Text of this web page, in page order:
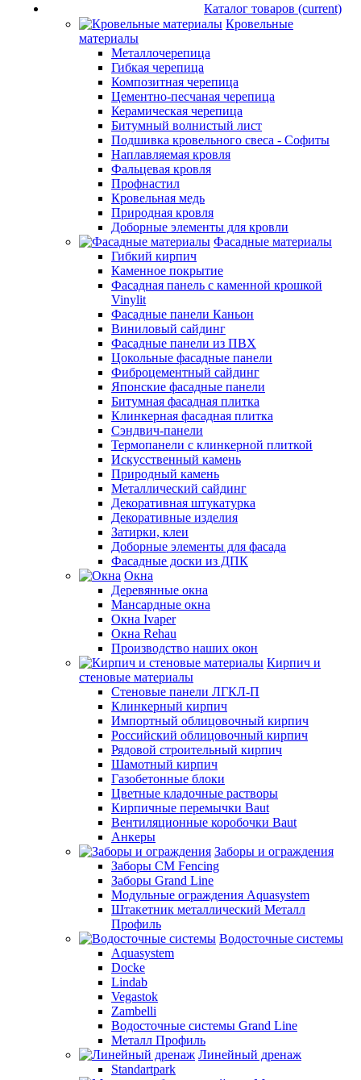
Каталог товаров (current)
Кровельные
материалы
Металлочерепица
Гибкая черепица
Композитная черепица
Цементно-песчаная черепица
Керамическая черепица
Битумный волнистый лист
Подшивка кровельного свеса - Софиты
Наплавляемая кровля
Фальцевая кровля
Профнастил
Кровельная медь
Природная кровля
Доборные элементы для кровли
Фасадные материалы
Гибкий кирпич
Каменное покрытие
Фасадная панель с каменной крошкой
Vinylit
Фасадные панели Каньон
Виниловый сайдинг
Фасадные панели из ПВХ
Цокольные фасадные панели
Фиброцементный сайдинг
Японские фасадные панели
Битумная фасадная плитка
Клинкерная фасадная плитка
Сэндвич-панели
Термопанели с клинкерной плиткой
Искусственный камень
Природный камень
Металлический сайдинг
Декоративная штукатурка
Декоративные изделия
Затирки, клеи
Доборные элементы для фасада
Фасадные доски из ДПК
Окна
Деревянные окна
Мансардные окна
Окна Ivaper
Окна Rehau
Производство наших окон
Кирпич и
стеновые материалы
Стеновые панели ЛГКЛ-П
Клинкерный кирпич
Импортный облицовочный кирпич
Российский облицовочный кирпич
Рядовой строительный кирпич
Шамотный кирпич
Газобетонные блоки
Цветные кладочные растворы
Кирпичные перемычки Baut
Вентиляционные коробочки Baut
Анкеры
Заборы и ограждения
Заборы CM Fencing
Заборы Grand Line
Модульные ограждения Aquasystem
Штакетник металлический Металл
Профиль
Водосточные системы
Aquasystem
Docke
Lindab
Vegastok
Zambelli
Водосточные системы Grand Line
Металл Профиль
Линейный дренаж
Standartpark